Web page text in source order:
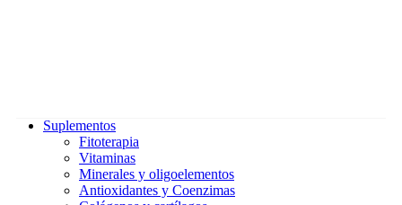
Suplementos
Fitoterapia
Vitaminas
Minerales y oligoelementos
Antioxidantes y Coenzimas